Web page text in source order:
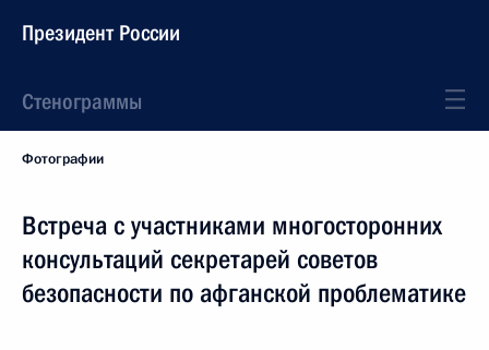
Президент России
Стенограммы
Фотографии
Встреча с участниками многосторонних
консультаций секретарей советов
безопасности по афганской проблематике